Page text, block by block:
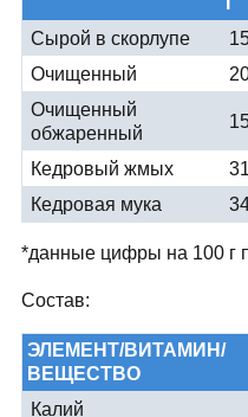
Сырой в скорлупе
Очищенный
Очищенный
обжаренный
Кедровый жмых
Кедровая мука
*данные цифры на 100 г
Состав:
ЭЛЕМЕНТ/ВИТАМИН/
ВЕЩЕСТВО
Калий